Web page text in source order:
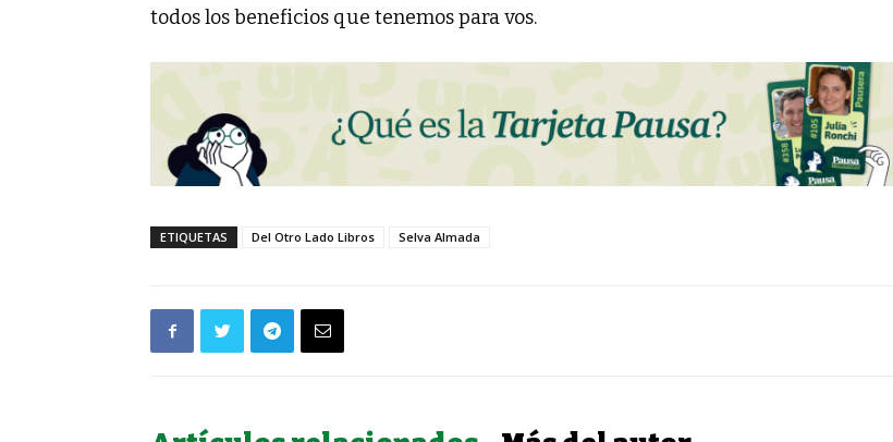
todos los beneficios que tenemos para vos.
ETIQUETAS Del Otro Lado Libros Selva Almada